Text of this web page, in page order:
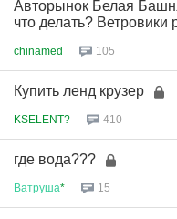
Авторынок Белая
что делать? Ветровики
chinamed 105
Купить ленд крузер
KSELENT? 410
где вода???
Ватруша* 15